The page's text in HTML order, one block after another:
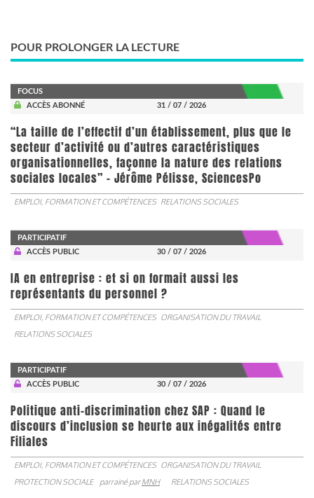
POUR PROLONGER LA LECTURE
FOCUS
ACCÈS ABONNÉ
31 / 07 / 2026
“La taille de l’effectif d’un établissement, plus que le
secteur d’activité ou d’autres caractéristiques
organisationnelles, façonne la nature des relations
sociales locales” - Jérôme Pélisse, SciencesPo
EMPLOI, FORMATION ET COMPÉTENCES RELATIONS SOCIALES
PARTICIPATIF
ACCÈS PUBLIC
30 / 07 / 2026
IA en entreprise : et si on formait aussi les
représentants du personnel ?
EMPLOI, FORMATION ET COMPÉTENCES ORGANISATION DU TRAVAIL
RELATIONS SOCIALES
PARTICIPATIF
ACCÈS PUBLIC
30 / 07 / 2026
Politique anti-discrimination chez SAP : Quand le
discours d’inclusion se heurte aux inégalités entre
Filiales
EMPLOI, FORMATION ET COMPÉTENCES ORGANISATION DU TRAVAIL
PROTECTION SOCIALE
parrainé parMNH RELATIONS SOCIALES